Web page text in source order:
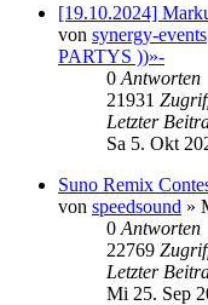
[19.10.2024]
von synergy-events
PARTYS ))»-
0 Antworten
21931
Letzter
Sa 5. Okt
Suno Remix
von speedsound »
0 Antworten
22769
Letzter
Mi 25. Sep